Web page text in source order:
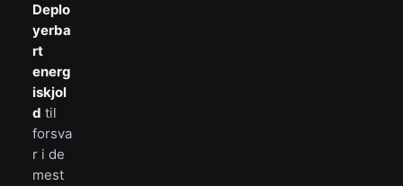
Deplo
yerba
rt
energ
iskjol
d til
forsva
r i de
mest